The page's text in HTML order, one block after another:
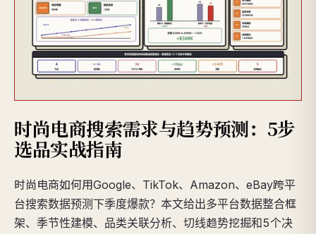
时尚电商搜索需求与趋势预测：5步
选品实战指南
时尚电商如何用Google、TikTok、Amazon、eBay跨平
台搜索数据预测下季度爆款？本文给出多平台数据整合框
架、季节性建模、品类关联分析、切线趋势挖掘和5个决